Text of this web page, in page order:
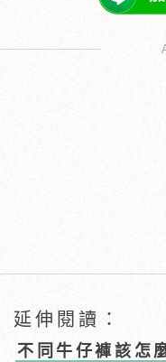
延伸閱讀：
不同牛仔褲該怎